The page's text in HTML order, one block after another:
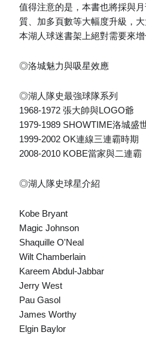
值得注意的是，本書也將採與
質、加多頁數等大幅度升級，
本湖人球迷書架上絕對需要來增
◎洛城魅力與吸星效應
◎湖人隊史最強球隊系列
1968-1972 張大帥與LOGO爺
1979-1989 SHOWTIME洛城盛
1999-2002 OK連線三連霸時期
2008-2010 KOBE當家與二連霸
◎湖人隊史球星介紹
Kobe Bryant
Magic Johnson
Shaquille O'Neal
Wilt Chamberlain
Kareem Abdul-Jabbar
Jerry West
Pau Gasol
James Worthy
Elgin Baylor